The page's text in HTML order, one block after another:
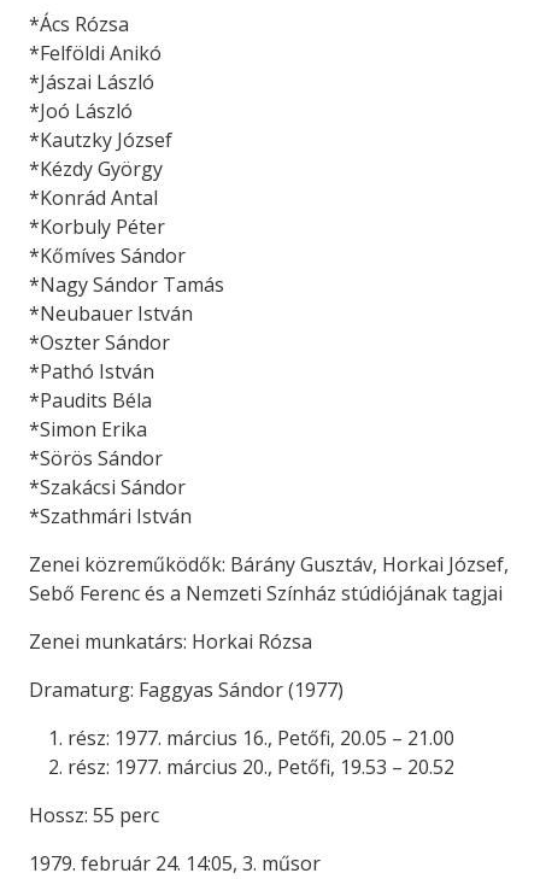
*Ács Rózsa
*Felföldi Anikó
*Jászai László
*Joó László
*Kautzky József
*Kézdy György
*Konrád Antal
*Korbuly Péter
*Kőmíves Sándor
*Nagy Sándor Tamás
*Neubauer István
*Oszter Sándor
*Pathó István
*Paudits Béla
*Simon Erika
*Sörös Sándor
*Szakácsi Sándor
*Szathmári István
Zenei közreműködők: Bárány Gusztáv, Horkai József,
Sebő Ferenc és a Nemzeti Színház stúdiójának tagjai
Zenei munkatárs: Horkai Rózsa
Dramaturg: Faggyas Sándor (1977)
rész: 1977. március 16., Petőfi, 20.05 – 21.00
rész: 1977. március 20., Petőfi, 19.53 – 20.52
Hossz: 55 perc
1979. február 24. 14:05, 3. műsor